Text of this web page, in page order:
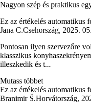
Nagyon szép és praktikus
Ez az értékelés automatikus
Jana C.Csehország, 2025.
Pontosan ilyen szervezőre
klasszikus
illeszkedik és t...
Mutass többet
Ez az értékelés automatikus
Branimir Š.Horvátország,